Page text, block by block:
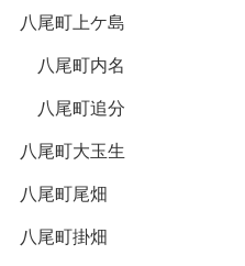
八尾町上ケ島
八尾町内名
八尾町追分
八尾町大玉生
八尾町尾畑
八尾町掛畑